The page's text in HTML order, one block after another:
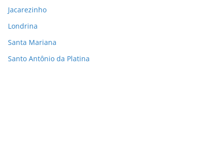
Jacarezinho
Londrina
Santa Mariana
Santo Antônio da Platina